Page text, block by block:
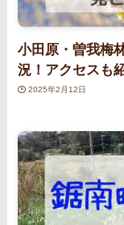
小田原・曽我梅
況！アクセスも
2025年2月12日